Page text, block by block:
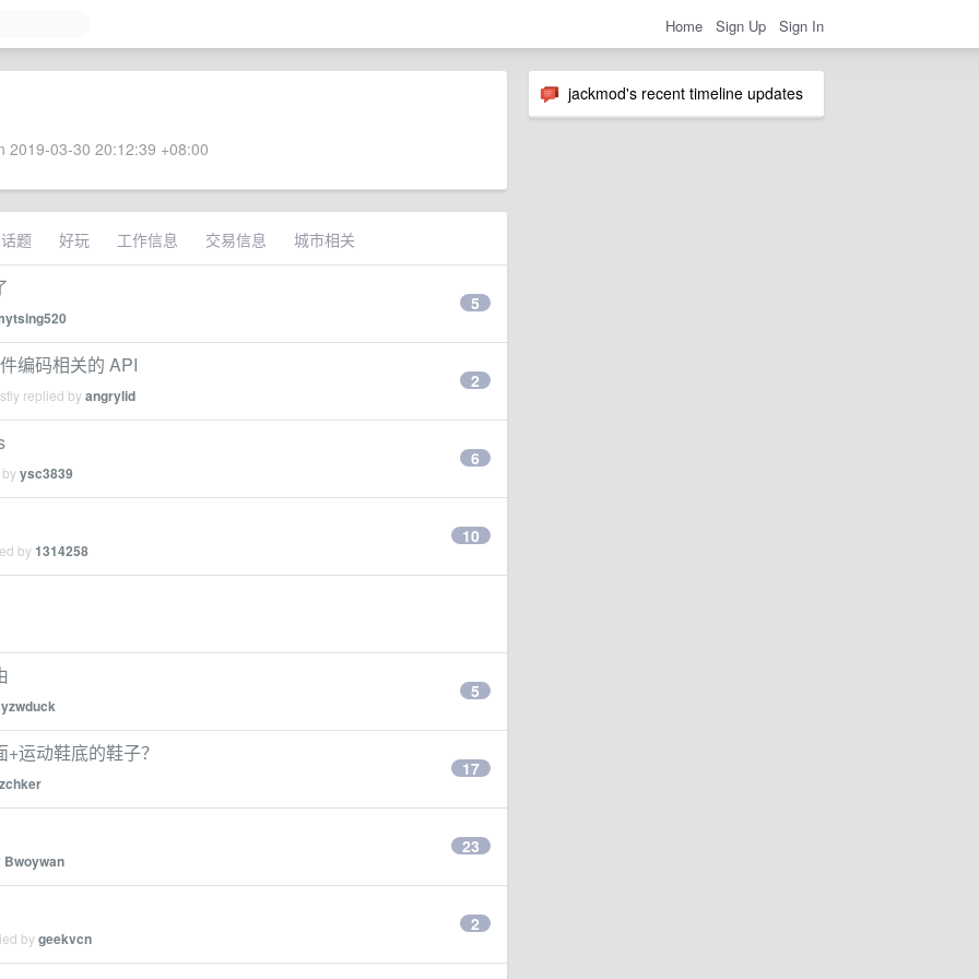
Home Sign Up Sign In
jackmod's recent timeline updates
2019-03-30 20:12:39 +08:00
题 好玩 工作信息 交易信息 城市相关
5
编码相关的 API
replied byangrylid
2
ysc3839
6
by1314258
10
yzwduck
5
运动鞋底的鞋子？
17
Bwoywan
23
bygeekvcn
2